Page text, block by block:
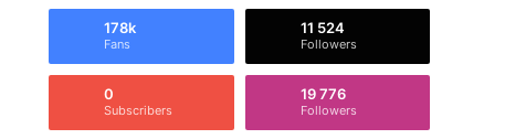
178k
Fans
11 524
Followers
0
Subscribers
19 776
Followers